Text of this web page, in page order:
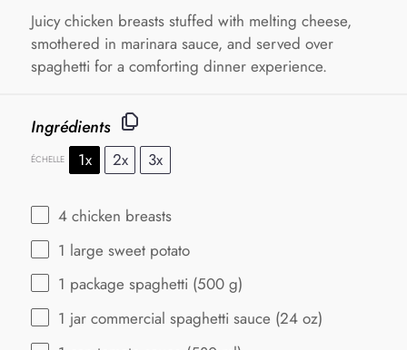
Juicy chicken breasts stuffed with melting cheese,
smothered in marinara sauce, and served over
spaghetti for a comforting dinner experience.
Ingrédients
ÉCHELLE 1x 2x 3x
4 chicken breasts
1 large sweet potato
1 package spaghetti (500 g)
1 jar commercial spaghetti sauce (24 oz)